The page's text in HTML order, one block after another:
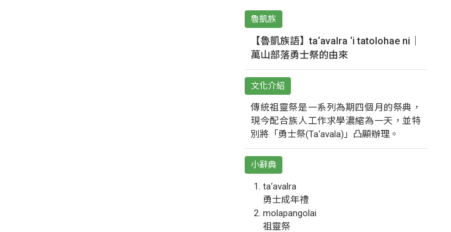
魯凱族
【魯凱族語】ta‘avalra ‘i tatolohae ni｜
萬山部落勇士祭的由來
文化介紹
傳統祖靈祭是一系列為期四個月的祭典，
現今配合族人工作求學濃縮為一天，並特
別將「勇士祭(Ta‘avala)」凸顯辦理。
小辭典
ta‘avalra
勇士成年禮
molapangolai
祖靈祭